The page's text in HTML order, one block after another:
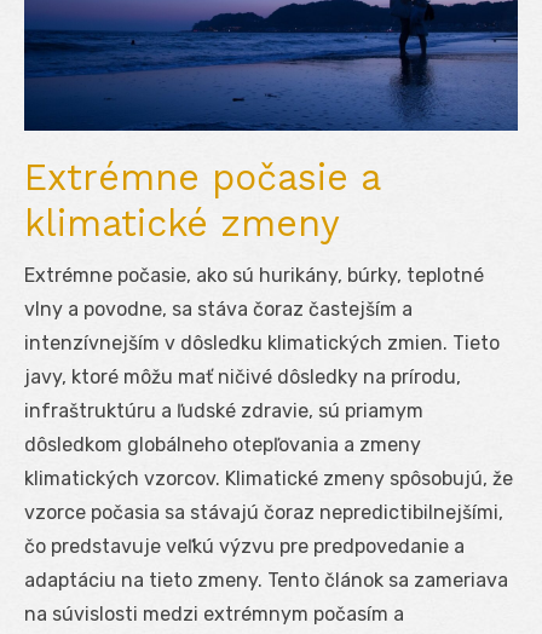
Extrémne počasie a
klimatické zmeny
Extrémne počasie, ako sú hurikány, búrky, teplotné
vlny a povodne, sa stáva čoraz častejším a
intenzívnejším v dôsledku klimatických zmien. Tieto
javy, ktoré môžu mať ničivé dôsledky na prírodu,
infraštruktúru a ľudské zdravie, sú priamym
dôsledkom globálneho otepľovania a zmeny
klimatických vzorcov. Klimatické zmeny spôsobujú, že
vzorce počasia sa stávajú čoraz nepredictibilnejšími,
čo predstavuje veľkú výzvu pre predpovedanie a
adaptáciu na tieto zmeny. Tento článok sa zameriava
na súvislosti medzi extrémnym počasím a